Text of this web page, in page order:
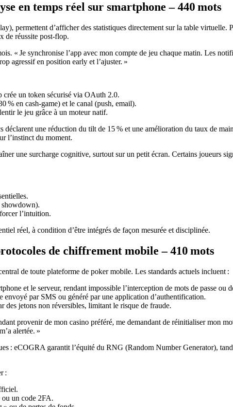
en temps réel sur smartphone – 440 mots
permettent d’afficher des statistiques directement sur la table
de réussite post‑flop.
« Je synchronise l’app avec mon compte de jeu chaque matin. Les
agressif en position early et l’ajuster. »
crée un token sécurisé via OAuth 2.0.
% en cash‑game) et le canal (push, email).
le jeu grâce à un moteur natif.
une réduction du tilt de 15 % et une amélioration du taux de
l’instinct du moment.
une surcharge cognitive, surtout sur un petit écran. Certains joueurs
showdown).
l’intuition.
réel, à condition d’être intégrés de façon mesurée et disciplinée.
de chiffrement mobile – 410 mots
de toute plateforme de poker mobile. Les standards actuels incluent :
et le serveur, rendant impossible l’interception de mots de passe ou
par SMS ou généré par une application d’authentification.
des jetons non réversibles, limitant le risque de fraude.
provenir de mon casino préféré, me demandant de réinitialiser mon
alertée. »
: eCOGRA garantit l’équité du RNG (Random Number Generator),
:
ou un code 2FA.